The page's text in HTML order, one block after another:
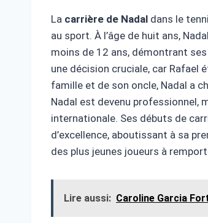
La carrière de Nadal dans le
au sport. À l’âge de huit ans,
moins de 12 ans, démontrant
une décision cruciale, car
famille et de son oncle, Nadal a
Nadal est devenu professionnel,
internationale. Ses débuts de
d’excellence, aboutissant à sa
des plus jeunes joueurs à
Lire aussi: Caroline Garcia